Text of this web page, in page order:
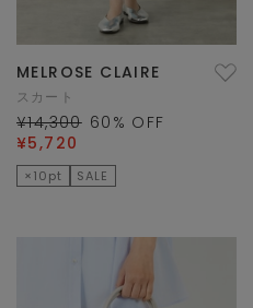
MELROSE CLAIRE
スカート
¥14,300 60 % OFF
¥5,720
×10pt SALE